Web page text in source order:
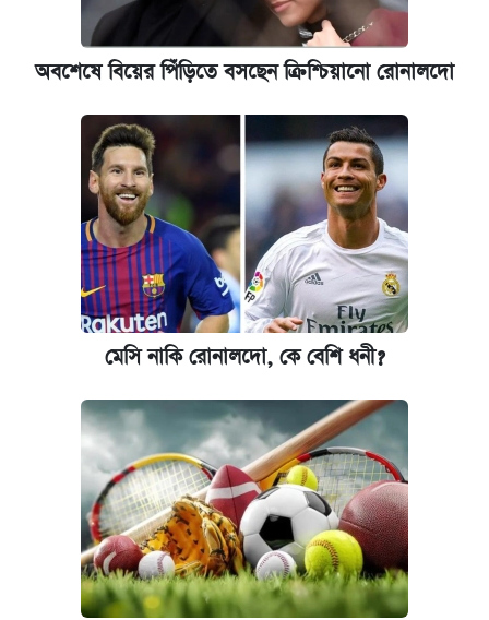
অবশেষে বিয়ের পিঁড়িতে বসছেন ক্রিশ্চিয়ানো রোনালদো
মেসি নাকি রোনালদো, কে বেশি ধনী?